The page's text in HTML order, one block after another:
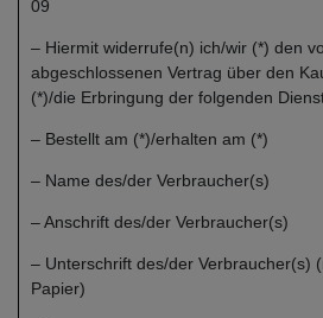
09
– Hiermit widerrufe(n) ich/wir (*) den
abgeschlossenen Vertrag über den
(*)/die Erbringung der folgenden
– Bestellt am (*)/erhalten am (*)
– Name des/der Verbraucher(s)
– Anschrift des/der Verbraucher(s)
– Unterschrift des/der Verbraucher(s)
Papier)